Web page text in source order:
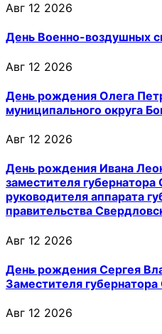
Авг 12 2026
День Военно-воздушных
Авг 12 2026
День рождения Олега
муниципального округа
Авг 12 2026
День рождения Ивана
заместителя
руководителя аппарата
правительства
Авг 12 2026
День рождения Сергея
Заместителя
Авг 12 2026